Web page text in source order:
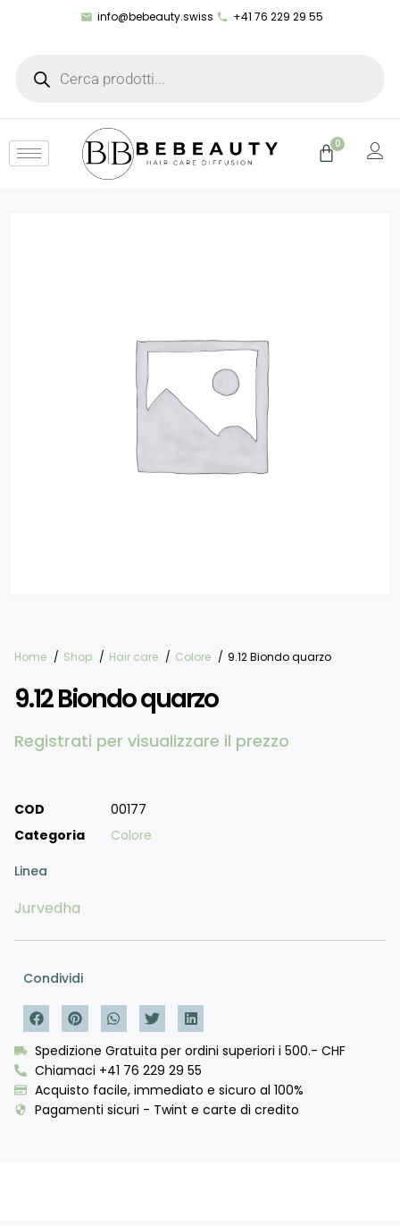
info@bebeauty.swiss +41 76 229 29 55
0
Home Shop Hair care Colore 9.12 Biondo quarzo
9.12 Biondo quarzo
Registrati per visualizzare il prezzo
COD
00177
Categoria
Colore
Linea
Jurvedha
Condividi
Spedizione Gratuita per ordini superiori i 500.- CHF
Chiamaci +41 76 229 29 55
Acquisto facile, immediato e sicuro al 100%
Pagamenti sicuri - Twint e carte di credito